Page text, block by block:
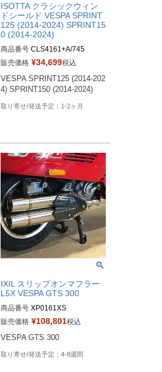
ISOTTA クラシックウィン
ドシールド VESPA SPRINT
125 (2014-2024) SPRINT15
0 (2014-2024)
商品番号 CLS4161+A/745
販売価格 ¥34,699税込
VESPA SPRINT125 (2014-202
4) SPRINT150 (2014-2024)
1-2ヶ月
IXIL スリップオンマフラー
L5X VESPA GTS 300
商品番号 XP0161XS
販売価格 ¥108,801税込
VESPA GTS 300
4-8週間